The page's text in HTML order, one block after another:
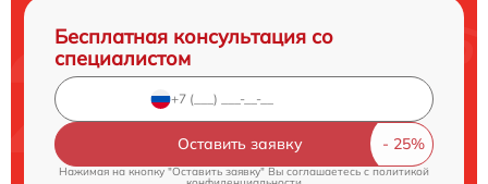
Бесплатная консультация со
специалистом
Оставить заявку
Нажимая на кнопку "Оставить заявку" Вы соглашаетесь cполитикой